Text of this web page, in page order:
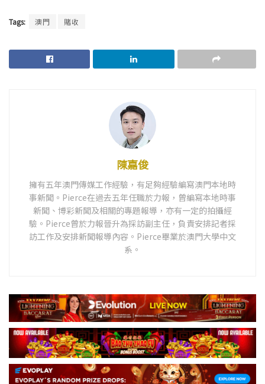
Tags: 澳門 賭收
陳嘉俊
擁有五年澳門傳媒工作經驗，有足夠經驗編寫澳門本地時
事新聞。Pierce在過去五年任職於力報，曾編寫本地時事
新聞、博彩新聞及相關的專題報導，亦有一定的拍攝經
驗。Pierce曾於力報晉升為採訪副主任，負責安排記者採
訪工作及安排新聞報導內容。Pierce畢業於澳門大學中文
系。